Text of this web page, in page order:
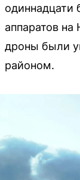
одиннадцати
аппаратов
дроны были
районом.